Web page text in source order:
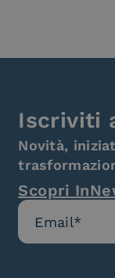
Iscriviti
Novità,
Scopri